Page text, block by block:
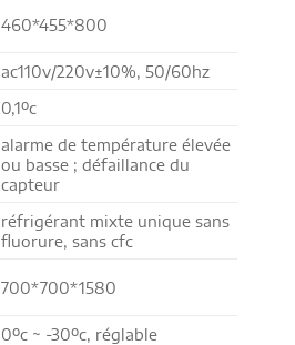
460*455*800
ac110v/220v±10%, 50/60hz
0,1ºc
alarme de température élevée
ou basse ; défaillance du
capteur
réfrigérant mixte unique sans
fluorure, sans cfc
700*700*1580
0ºc ~ -30ºc, réglable